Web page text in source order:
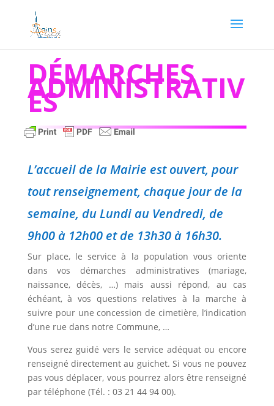
DÉMARCHES
ADMINISTRATIV
ES
L’accueil de la Mairie est ouvert, pour
tout renseignement, chaque jour de la
semaine, du Lundi au Vendredi, de
9h00 à 12h00 et de 13h30 à 16h30.
Sur place, le service à la population vous oriente
dans vos démarches administratives (mariage,
naissance, décès, …) mais aussi répond, au cas
échéant, à vos questions relatives à la marche à
suivre pour une concession de cimetière, l’indication
d’une rue dans notre Commune, …
Vous serez guidé vers le service adéquat ou encore
renseigné directement au guichet. Si vous ne pouvez
pas vous déplacer, vous pourrez alors être renseigné
par téléphone (Tél. : 03 21 44 94 00).